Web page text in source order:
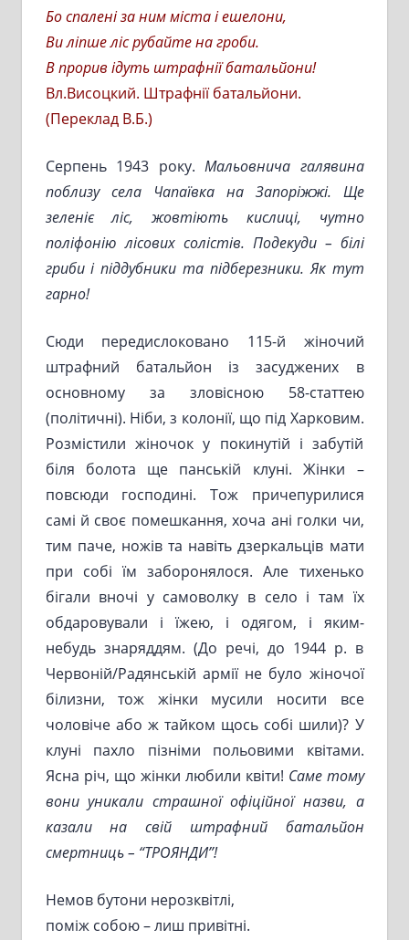
Бо спалені за ним міста і ешелони,
Ви ліпше ліс рубайте на гроби.
В прорив ідуть штрафнії батальйони!
Вл.Висоцкий. Штрафнії батальйони.
(Переклад В.Б.)
Серпень 1943 року. Мальовнича галявина
поблизу села Чапаївка на Запоріжжі. Ще
зеленіє ліс, жовтіють кислиці, чутно
поліфонію лісових солістів. Подекуди – білі
гриби і піддубники та підберезники. Як тут
гарно!
Сюди передислоковано 115-й жіночий
штрафний батальйон із засуджених в
основному за зловісною 58-статтею
(політичні). Ніби, з колонії, що під Харковим.
Розмістили жіночок у покинутій і забутій
біля болота ще панській клуні. Жінки –
повсюди господині. Тож причепурилися
самі й своє помешкання, хоча ані голки чи,
тим паче, ножів та навіть дзеркальців мати
при собі їм заборонялося. Але тихенько
бігали вночі у самоволку в село і там їх
обдаровували і їжею, і одягом, і яким-
небудь знаряддям. (До речі, до 1944 р. в
Червоній/Радянській армії не було жіночої
білизни, тож жінки мусили носити все
чоловіче або ж тайком щось собі шили)? У
клуні пахло пізніми польовими квітами.
Ясна річ, що жінки любили квіти! Саме тому
вони уникали страшної офіційної назви, а
казали на свій штрафний батальйон
смертниць – “ТРОЯНДИ”!
Немов бутони нерозквітлі,
поміж собою – лиш привітні.